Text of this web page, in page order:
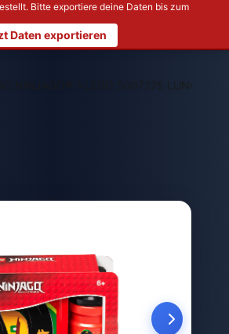
Bitte exportiere deine Daten bis zum
Daten exportieren
LEGO 5007275 LUNCH